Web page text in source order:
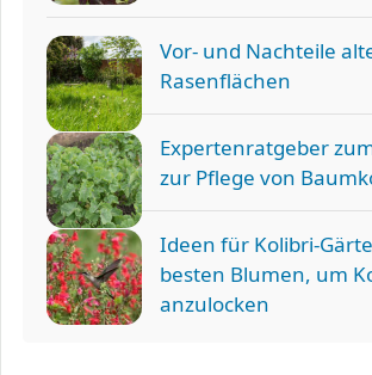
Vor- und Nachteile
Rasenflächen
Expertenratgeber
zur Pflege von
Ideen für Kolibri-
besten Blumen, um
anzulocken